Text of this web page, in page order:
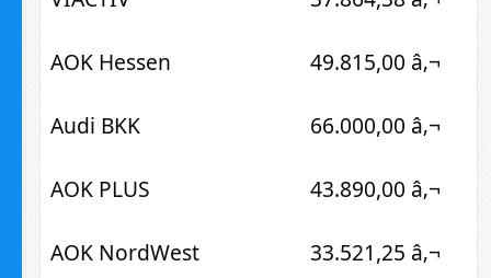
AOK Hessen 49.815,00 â‚¬
Audi BKK 66.000,00 â‚¬
AOK PLUS 43.890,00 â‚¬
AOK NordWest 33.521,25 â‚¬